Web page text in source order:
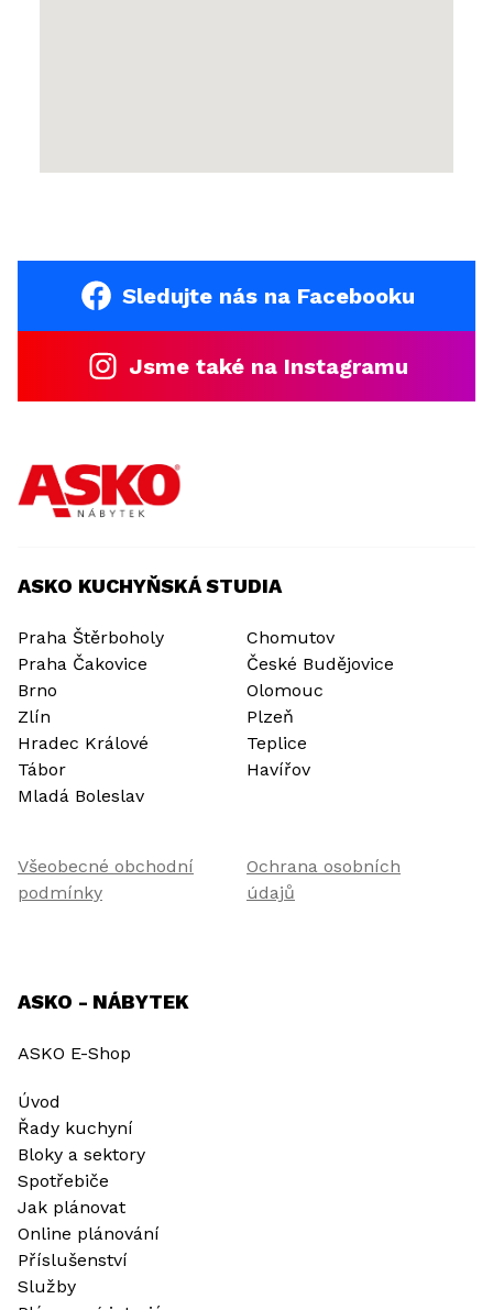
Sledujte nás na Facebooku
Jsme také na Instagramu
ASKO KUCHYŇSKÁ STUDIA
Praha Štěrboholy
Praha Čakovice
Brno
Zlín
Hradec Králové
Tábor
Mladá Boleslav
Chomutov
České Budějovice
Olomouc
Plzeň
Teplice
Havířov
Všeobecné obchodní
podmínky
Ochrana osobních
údajů
ASKO - NÁBYTEK
ASKO E-Shop
Úvod
Řady kuchyní
Bloky a sektory
Spotřebiče
Jak plánovat
Online plánování
Příslušenství
Služby